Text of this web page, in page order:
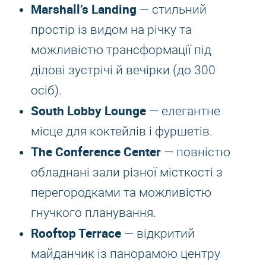
Marshall’s Landing — стильний
простір із видом на річку та
можливістю трансформації під
ділові зустрічі й вечірки (до 300
осіб).
South Lobby Lounge — елегантне
місце для коктейлів і фуршетів.
The Conference Center — повністю
обладнані зали різної місткості з
перегородками та можливістю
гнучкого планування.
Rooftop Terrace — відкритий
майданчик із панорамою центру